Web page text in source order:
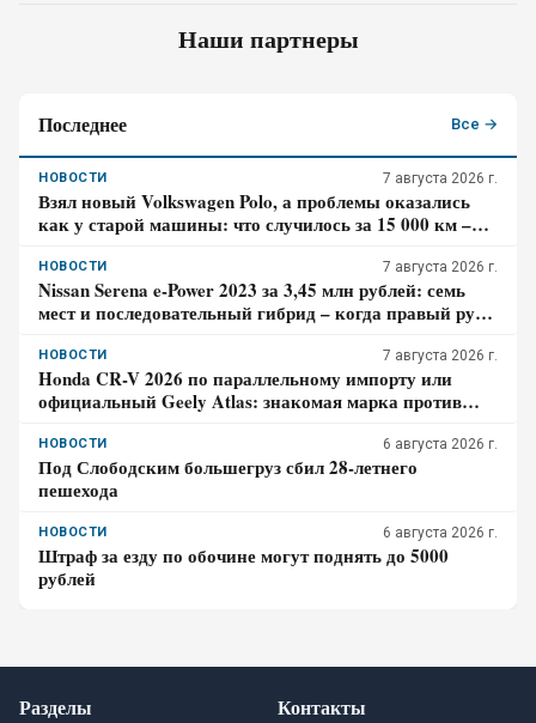
Наши партнеры
Последнее Все →
НОВОСТИ 7 августа 2026 г.
Взял новый Volkswagen Polo, а проблемы оказались
как у старой машины: что случилось за 15 000 км –
НОВОСТИ 7 августа 2026 г.
Nissan Serena e-Power 2023 за 3,45 млн рублей: семь
мест и последовательный гибрид – когда правый руль
НОВОСТИ 7 августа 2026 г.
Honda CR-V 2026 по параллельному импорту или
официальный Geely Atlas: знакомая марка против
НОВОСТИ 6 августа 2026 г.
Под Слободским большегруз сбил 28-летнего
пешехода
НОВОСТИ 6 августа 2026 г.
Штраф за езду по обочине могут поднять до 5000
рублей
Разделы Контакты